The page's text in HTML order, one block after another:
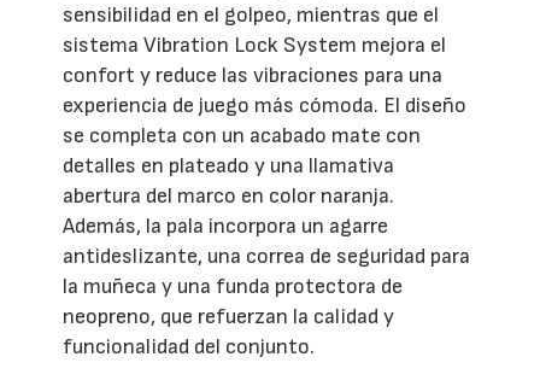
sensibilidad en el golpeo, mientras que el
sistema Vibration Lock System mejora el
confort y reduce las vibraciones para una
experiencia de juego más cómoda. El diseño
se completa con un acabado mate con
detalles en plateado y una llamativa
abertura del marco en color naranja.
Además, la pala incorpora un agarre
antideslizante, una correa de seguridad para
la muñeca y una funda protectora de
neopreno, que refuerzan la calidad y
funcionalidad del conjunto.